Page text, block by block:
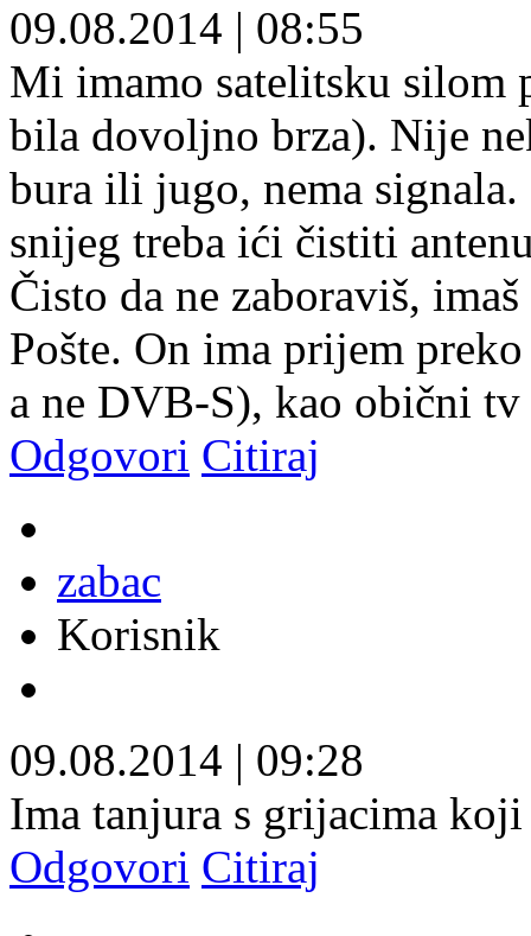
09.08.2014 | 08:55
Mi imamo satelitsku silom
bila dovoljno brza). Nije
bura ili jugo, nema
snijeg treba ići čistiti
Čisto da ne zaboraviš,
Pošte. On ima prijem
a ne DVB-S), kao obični tv
Odgovori Citiraj
zabac
Korisnik
09.08.2014 | 09:28
Ima tanjura s grijacima
Odgovori Citiraj